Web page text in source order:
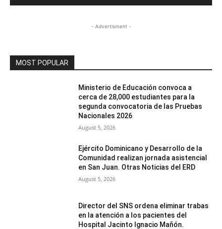
- Advertisment -
MOST POPULAR
Ministerio de Educación convoca a
cerca de 28,000 estudiantes para la
segunda convocatoria de las Pruebas
Nacionales 2026
August 5, 2026
Ejército Dominicano y Desarrollo de la
Comunidad realizan jornada asistencial
en San Juan. Otras Noticias del ERD
August 5, 2026
Director del SNS ordena eliminar trabas
en la atención a los pacientes del
Hospital Jacinto Ignacio Mañón.